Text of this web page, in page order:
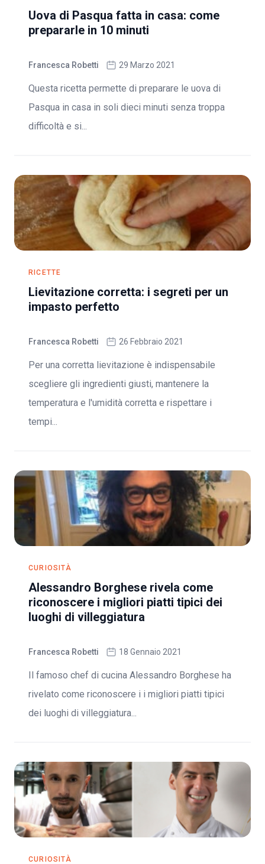
Uova di Pasqua fatta in casa: come
prepararle in 10 minuti
Francesca Robetti 29 Marzo 2021
Questa ricetta permette di preparare le uova di
Pasqua in casa in soli dieci minuti senza troppa
difficoltà e si...
RICETTE
Lievitazione corretta: i segreti per un
impasto perfetto
Francesca Robetti 26 Febbraio 2021
Per una corretta lievitazione è indispensabile
scegliere gli ingredienti giusti, mantenere la
temperatura e l'umidità corretta e rispettare i
tempi...
CURIOSITÀ
Alessandro Borghese rivela come
riconoscere i migliori piatti tipici dei
luoghi di villeggiatura
Francesca Robetti 18 Gennaio 2021
Il famoso chef di cucina Alessandro Borghese ha
rivelato come riconoscere i i migliori piatti tipici
dei luoghi di villeggiatura...
CURIOSITÀ